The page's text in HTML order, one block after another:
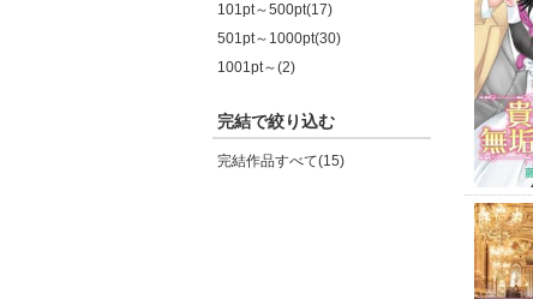
101pt～500pt(17)
501pt～1000pt(30)
1001pt～(2)
完結で絞り込む
完結作品すべて(15)